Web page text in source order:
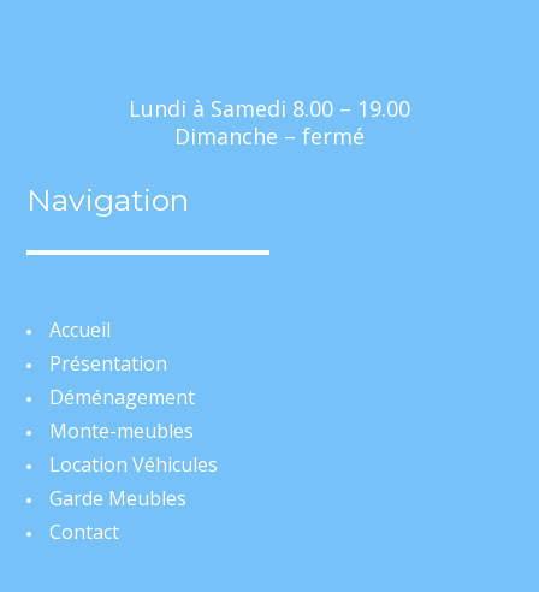
Lundi à Samedi 8.00 – 19.00
Dimanche – fermé
Navigation
Accueil
Présentation
Déménagement
Monte-meubles
Location Véhicules
Garde Meubles
Contact